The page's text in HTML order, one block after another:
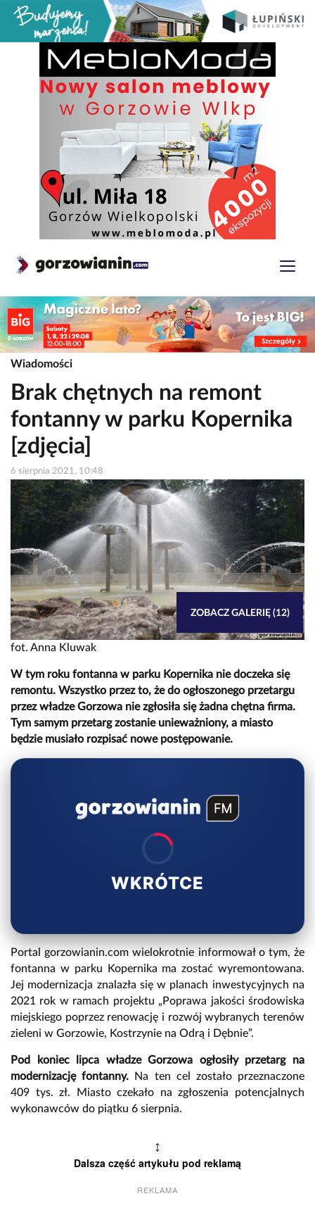
Wiadomości
Brak chętnych na remont
fontanny w parku Kopernika
[zdjęcia]
6 sierpnia 2021, 10:48
fot. Anna Kluwak
ZOBACZ GALERIĘ (12)
W tym roku fontanna w parku Kopernika nie doczeka się
remontu. Wszystko przez to, że do ogłoszonego przetargu
przez władze Gorzowa nie zgłosiła się żadna chętna firma.
Tym samym przetarg zostanie unieważniony, a miasto
będzie musiało rozpisać nowe postępowanie.
WKRÓTCE
Portal gorzowianin.com wielokrotnie informował o tym, że
fontanna w parku Kopernika ma zostać wyremontowana.
Jej modernizacja znalazła się w planach inwestycyjnych na
2021 rok w ramach projektu „Poprawa jakości środowiska
miejskiego poprzez renowację i rozwój wybranych terenów
zieleni w Gorzowie, Kostrzynie na Odrą i Dębnie”.
Pod koniec lipca władze Gorzowa ogłosiły przetarg na
modernizację fontanny.
Na ten cel zostało przeznaczone
409 tys. zł. Miasto czekało na zgłoszenia potencjalnych
wykonawców do piątku 6 sierpnia.
↕
Dalsza część artykułu pod reklamą
REKLAMA